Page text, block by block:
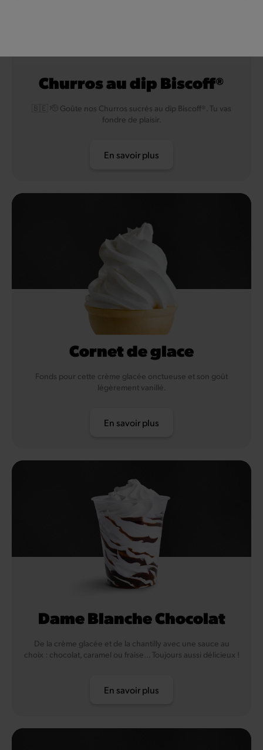
Churros au dip Biscoff®
🇧🇪 🫡 Goûte nos Churros sucrés au dip Biscoff®. Tu vas
fondre de plaisir.
En savoir plus
Cornet de glace
Fonds pour cette crème glacée onctueuse et son goût
légèrement vanillé.
En savoir plus
Dame Blanche Chocolat
De la crème glacée et de la chantilly avec une sauce au
choix : chocolat, caramel ou fraise… Toujours aussi délicieux !
En savoir plus